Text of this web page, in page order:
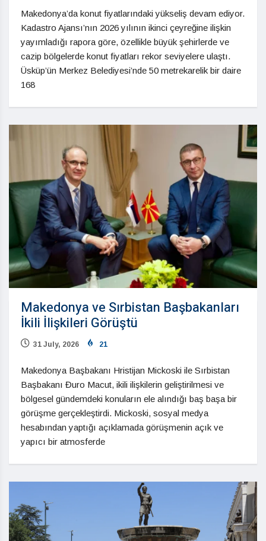
Makedonya’da konut fiyatlarındaki yükseliş devam ediyor.
Kadastro Ajansı’nın 2026 yılının ikinci çeyreğine ilişkin
yayımladığı rapora göre, özellikle büyük şehirlerde ve
cazip bölgelerde konut fiyatları rekor seviyelere ulaştı.
Üsküp’ün Merkez Belediyesi’nde 50 metrekarelik bir daire
168
Makedonya ve Sırbistan Başbakanları
İkili İlişkileri Görüştü
31 July, 2026 21
Makedonya Başbakanı Hristijan Mickoski ile Sırbistan
Başbakanı Đuro Macut, ikili ilişkilerin geliştirilmesi ve
bölgesel gündemdeki konuların ele alındığı baş başa bir
görüşme gerçekleştirdi. Mickoski, sosyal medya
hesabından yaptığı açıklamada görüşmenin açık ve
yapıcı bir atmosferde